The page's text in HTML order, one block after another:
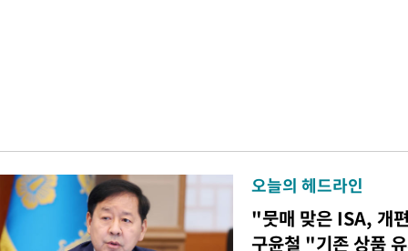
오늘의 헤드라인
"뭇매 맞은 ISA, 개
구윤철 "기존 상품